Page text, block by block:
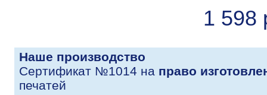
1 598
Наше производство
Сертификат №1014 на право
печатей